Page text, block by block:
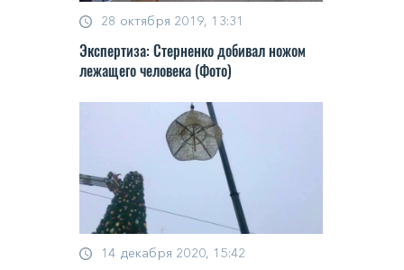
28 октября 2019, 13:31
Экспертиза: Стерненко добивал ножом
лежащего человека (Фото)
14 декабря 2020, 15:42